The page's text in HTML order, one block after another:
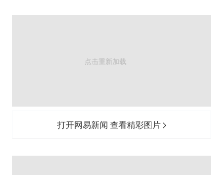
打开网易新闻 查看精彩图片